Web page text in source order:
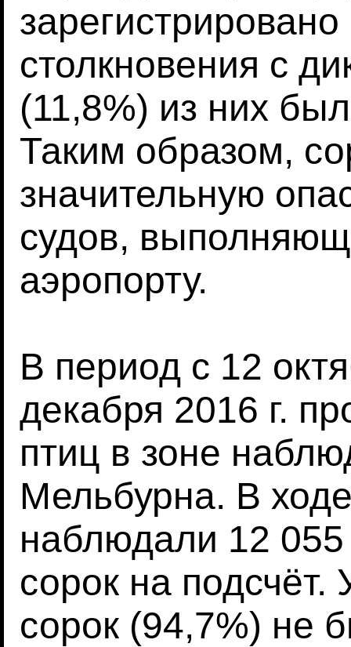
столкновения с
(11,8%) из них
Таким образом,
значительную
судов,
аэропорту.
В период с 12
декабря 2016 г.
птиц в зоне
Мельбурна. В
наблюдали 12
сорок на подсчёт.
сорок (94,7%) не